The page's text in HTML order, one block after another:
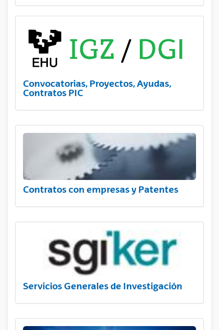
Convocatorias, Proyectos, Ayudas,
Contratos PIC
Contratos con empresas y Patentes
Servicios Generales de Investigación